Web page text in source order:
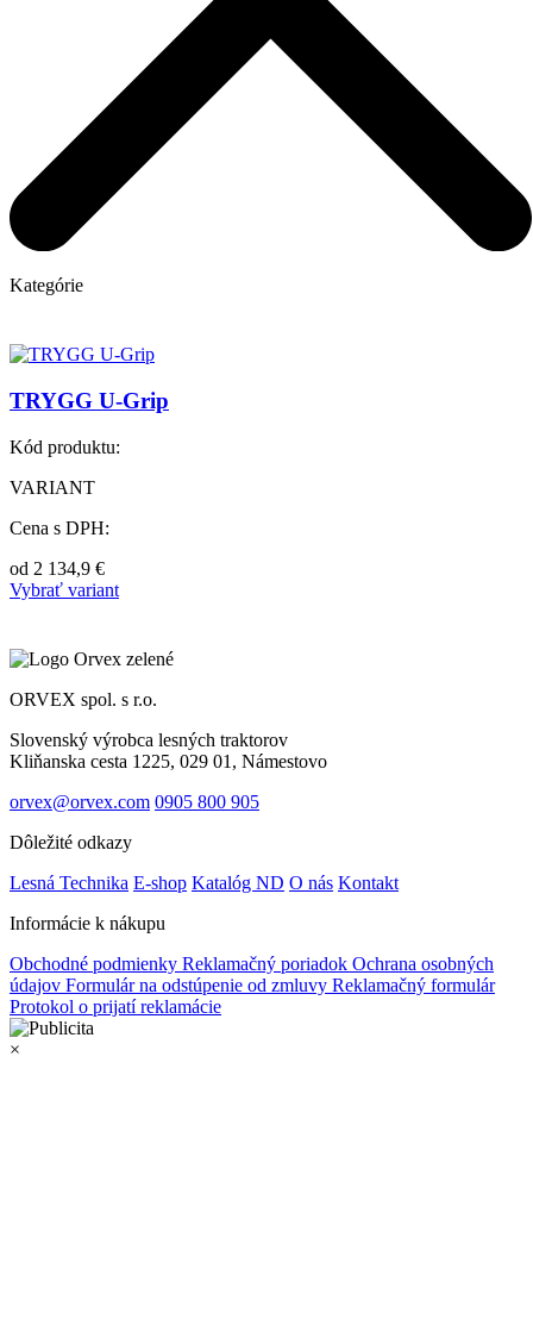
Kategórie
TRYGG U-Grip
Kód produktu:
VARIANT
Cena s DPH:
od 2 134,9 €
Vybrať variant
ORVEX spol. s r.o.
Slovenský výrobca lesných traktorov
Kliňanska cesta 1225, 029 01, Námestovo
orvex@orvex.com 0905 800 905
Dôležité odkazy
Lesná Technika E-shop Katalóg ND O nás Kontakt
Informácie k nákupu
Obchodné podmienky Reklamačný poriadok Ochrana osobných
údajov Formulár na odstúpenie od zmluvy Reklamačný formulár
Protokol o prijatí reklamácie
×